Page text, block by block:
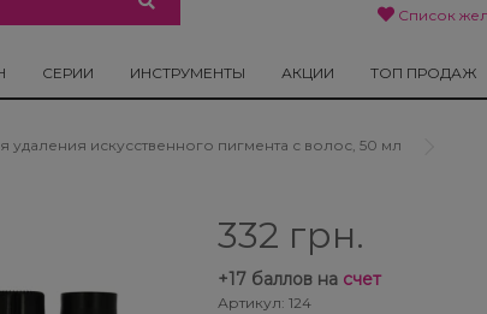
Список
СЕРИИ ИНСТРУМЕНТЫ АКЦИИ ТОП ПРОДАЖ
удаления искусственного пигмента с волос, 50 мл
332 грн.
+17баллов на счет
Артикул: 124